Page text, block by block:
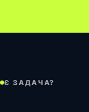
Є ЗАДАЧА?